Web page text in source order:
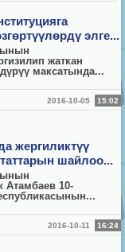
элге...
жаткан
максатында...
2016-10-05 15:02
жергиликтүү
шайлоо...
Атамбаев 10-
2016-10-11 16:24